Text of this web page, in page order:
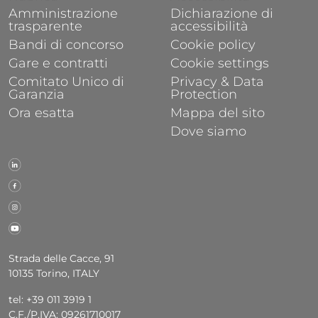
Strada delle Cacce, 91
10135 Torino, ITALY
tel: +39 011 3919 1
C.F./P.IVA: 09261710017
Amministrazione
trasparente
Bandi di concorso
Gare e contratti
Comitato Unico di
Garanzia
Ora esatta
Dichiarazione di
accessibilità
Cookie policy
Cookie settings
Privacy & Data
Protection
Mappa del sito
Dove siamo